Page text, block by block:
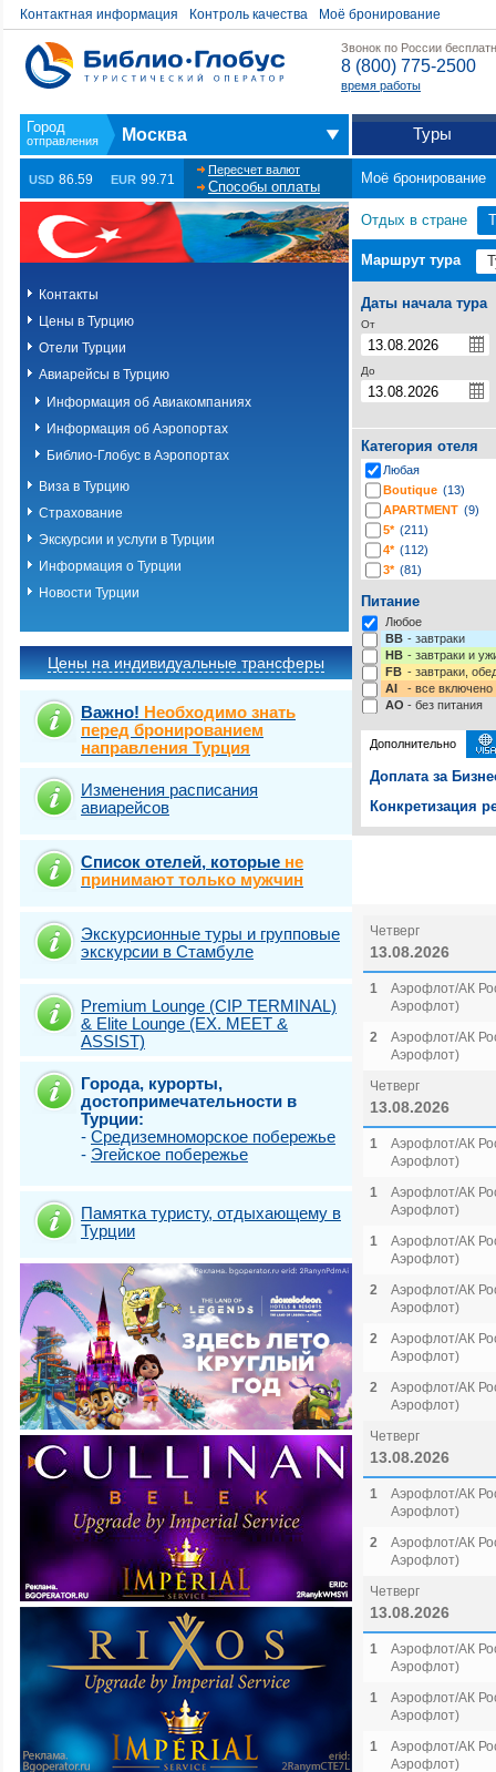
Контактная информация Контроль качества Моё бронирование
Звонок по России
8 (800) 775-2500
время работы
Москва Туры
USD 86.59 EUR 99.71
Пересчет валют
Способы оплаты
Моё бронирование
Контакты
Цены в Турцию
Отели Турции
Авиарейсы в Турцию
Информация об Авиакомпаниях
Информация об Аэропортах
Библио-Глобус в Аэропортах
Виза в Турцию
Страхование
Экскурсии и услуги в Турции
Информация о Турции
Новости Турции
Цены на индивидуальные трансферы
Важно! Необходимо знать
перед бронированием
направления Турция
Изменения расписания
авиарейсов
Список отелей, которые не
принимают только мужчин
Экскурсионные туры и групповые
экскурсии в Стамбуле
Premium Lounge (CIP TERMINAL)
& Elite Lounge (EX. MEET &
ASSIST)
Города, курорты,
достопримечательности в
Турции:
- Средиземноморское побережье
- Эгейское побережье
Памятка туристу, отдыхающему в
Турции
Отдых в стране
Маршрут тура
Даты начала тура
От
До
Категория отеля
Любая
Boutique (13)
APARTMENT (9)
5* (211)
4* (112)
3* (81)
-* (3)
Питание
Любое
BB - завтраки
HB - завтраки и
FB - завтраки,
AI
- все включено
AO - без питания
Дополнительно
Доплата за
Конкретизация
Четверг
13.08.2026
1
Аэрофлот/АК
Аэрофлот)
2
Аэрофлот/АК
Аэрофлот)
Четверг
13.08.2026
1
Аэрофлот/АК
Аэрофлот)
1
Аэрофлот/АК
Аэрофлот)
1
Аэрофлот/АК
Аэрофлот)
2
Аэрофлот/АК
Аэрофлот)
2
Аэрофлот/АК
Аэрофлот)
2
Аэрофлот/АК
Аэрофлот)
Четверг
13.08.2026
1
Аэрофлот/АК
Аэрофлот)
2
Аэрофлот/АК
Аэрофлот)
Четверг
13.08.2026
1
Аэрофлот/АК
Аэрофлот)
1
Аэрофлот/АК
Аэрофлот)
1
Аэрофлот/АК
Аэрофлот)